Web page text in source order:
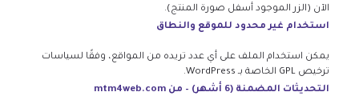
الآن (الزر الموجود أسفل صورة المنتج).
استخدام غير محدود للموقع والنطاق
يمكن استخدام الملف على أي عدد تريده من المواقع، وفقًا لسياسات
ترخيص GPL الخاصة بـ WordPress.
التحديثات المضمنة (6 أشهر) – من mtm4web.com